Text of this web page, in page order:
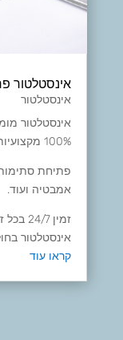
אינסטלטור
אינסטלטור
אינסטלטור
100% מקצועיות ובמחירים משתלמים.
פתיחת סתימות,
אמבטיה ועוד.
זמין 24/7 בכל זמן ובכל עת.
אינסטלטור
קראו עוד